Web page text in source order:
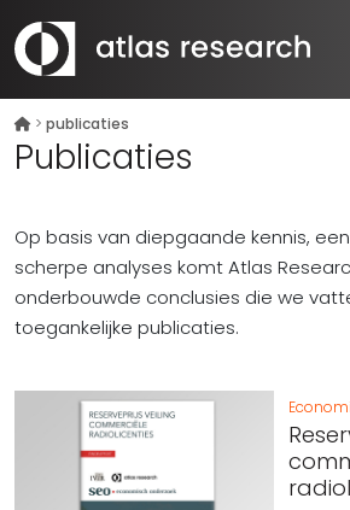
> publicaties
Publicaties
Op basis van diepgaande kennis,
scherpe analyses komt Atlas
onderbouwde conclusies die we
toegankelijke publicaties.